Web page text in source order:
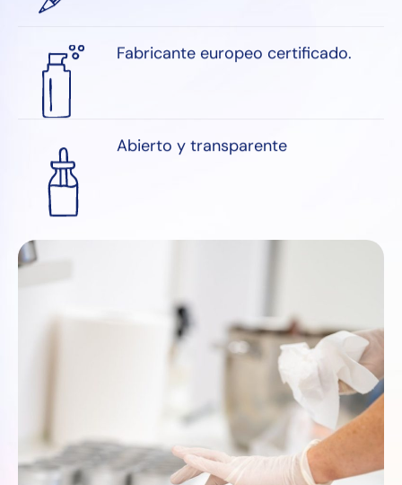
Fabricante europeo certificado.
Abierto y transparente